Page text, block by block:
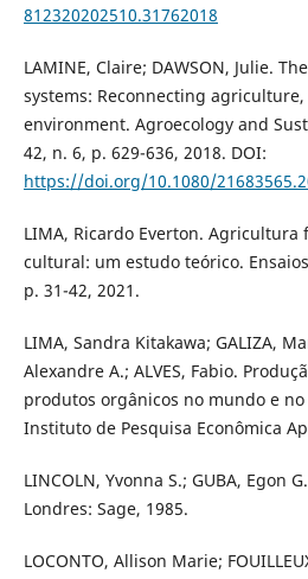
812320202510.31762018
LAMINE, Claire; DAWSON, Julie.
systems: Reconnecting
environment. Agroecology and
42, n. 6, p. 629-636, 2018. DOI:
https://doi.org/10.1080/
LIMA, Ricardo Everton.
cultural: um estudo teórico.
p. 31-42, 2021.
LIMA, Sandra Kitakawa; GALIZA,
Alexandre A.; ALVES, Fabio.
produtos orgânicos no mundo e no
Instituto de Pesquisa Econômica
LINCOLN, Yvonna S.; GUBA, Egon
Londres: Sage, 1985.
LOCONTO, Allison Marie;